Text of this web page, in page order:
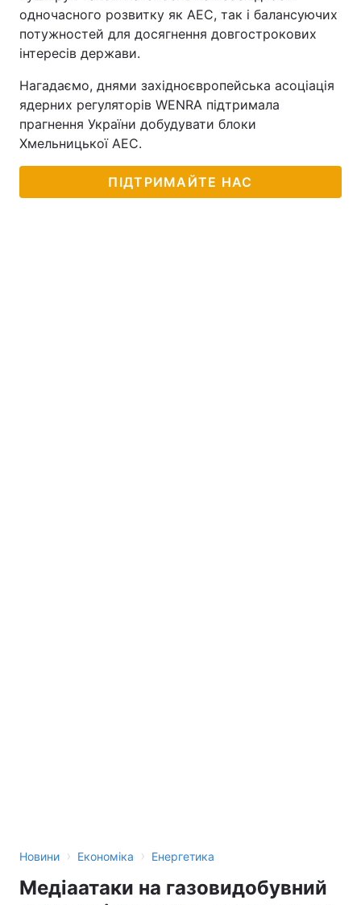
одночасного розвитку як АЕС, так і балансуючих
потужностей для досягнення довгострокових
інтересів держави.
Нагадаємо, днями західноєвропейська асоціація
ядерних регуляторів WENRA підтримала
прагнення України добудувати блоки
Хмельницької АЕС.
ПІДТРИМАЙТЕ НАС
Новини › Економіка › Енергетика
Медіаатаки на газовидобувний